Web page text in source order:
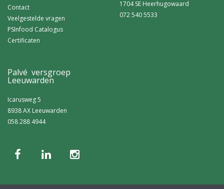
Contact
Veelgestelde vragen
PSInfood Catalogus
Certificaten
1704 SE Heerhugowaard
072 540 5533
Palvé versgroep
Leeuwarden
Icarusweg 5
8938 AX Leeuwarden
058 288 4944